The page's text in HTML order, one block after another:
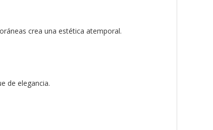
crea una estética atemporal.
de elegancia.